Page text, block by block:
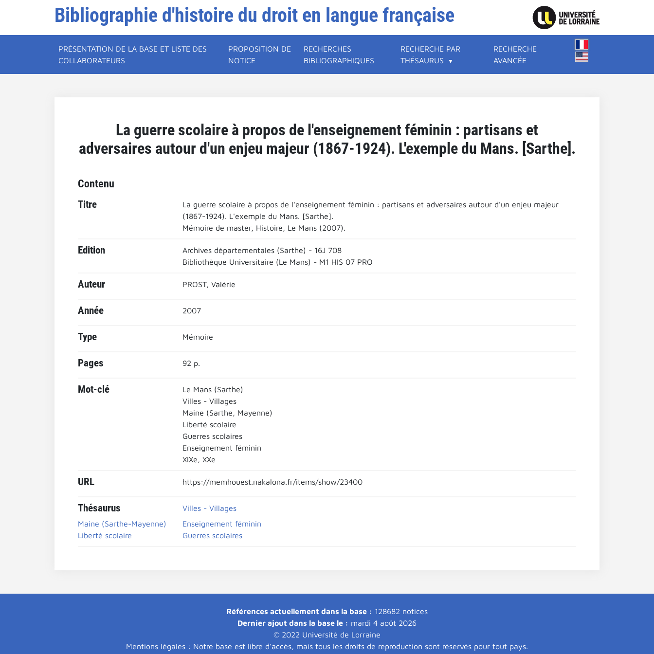
Bibliographie d'histoire du droit en langue française
PRÉSENTATION DE LA BASE ET LISTE DES
COLLABORATEURS
PROPOSITION DE
NOTICE
RECHERCHES
BIBLIOGRAPHIQUES
RECHERCHE PAR
THÉSAURUS
RECHERCHE
AVANCÉE
La guerre scolaire à propos de l'enseignement féminin : partisans et
adversaires autour d'un enjeu majeur (1867-1924). L'exemple du Mans. [Sarthe].
Contenu
Titre
La guerre scolaire à propos de l'enseignement féminin : partisans et adversaires autour d'un enjeu majeur
(1867-1924). L'exemple du Mans. [Sarthe].
Mémoire de master, Histoire, Le Mans (2007).
Edition
Archives départementales (Sarthe) - 16J 708
Bibliothèque Universitaire (Le Mans) - M1 HIS 07 PRO
Auteur PROST, Valérie
Année 2007
Type Mémoire
Pages 92 p.
Mot-clé
Le Mans (Sarthe)
Villes - Villages
Maine (Sarthe, Mayenne)
Liberté scolaire
Guerres scolaires
Enseignement féminin
XIXe, XXe
URL https://memhouest.nakalona.fr/items/show/23400
Thésaurus
Villes - Villages
Maine (Sarthe-Mayenne)
Enseignement féminin
Liberté scolaire
Guerres scolaires
Références actuellement dans la base : 128682 notices
Dernier ajout dans la base le : mardi 4 août 2026
© 2022 Université de Lorraine
Mentions légales : Notre base est libre d'accès, mais tous les droits de reproduction sont réservés pour tout pays.